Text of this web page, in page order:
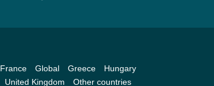
France Global Greece
Hungary
United Kingdom Other countries